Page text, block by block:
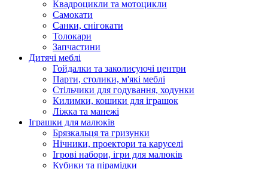
Квадроцикли та мотоцикли
Самокати
Санки, снігокати
Толокари
Запчастини
Дитячі меблі
Гойдалки та заколисуючі центри
Парти, столики, м'які меблі
Стільчики для годування, ходунки
Килимки, кошики для іграшок
Ліжка та манежі
Іграшки для малюків
Брязкальця та гризунки
Нічники, проектори та каруселі
Ігрові набори, ігри для малюків
Кубики та пірамідки